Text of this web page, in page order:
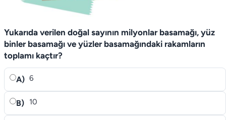
Yukarıda verilen doğal sayının milyonlar basamağı, yüz
binler basamağı ve yüzler basamağındaki rakamların
toplamı kaçtır?
A) 6
B) 10